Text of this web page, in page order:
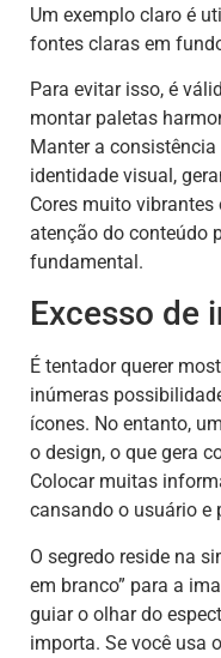
Um exemplo claro é
fontes claras em
Para evitar isso, é
montar paletas
Manter a
identidade visual,
Cores muito vibrantes
atenção do conteúdo
fundamental.
Excesso de
É tentador querer
inúmeras
ícones. No entanto,
o design, o que gera
Colocar muitas
cansando o usuário e
O segredo reside na
em branco” para a
guiar o olhar do
importa. Se você usa